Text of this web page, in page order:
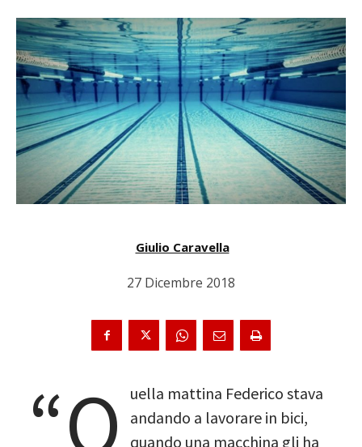
Giulio Caravella
27 Dicembre 2018
“Q
uella mattina Federico stava
andando a lavorare in bici,
quando una macchina gli ha